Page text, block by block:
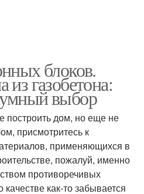
блоков.
из газобетона:
выбор
дом, но еще не
присмотритесь к
применяющихся в
пожалуй, именно
противоречивых
как-то забывается